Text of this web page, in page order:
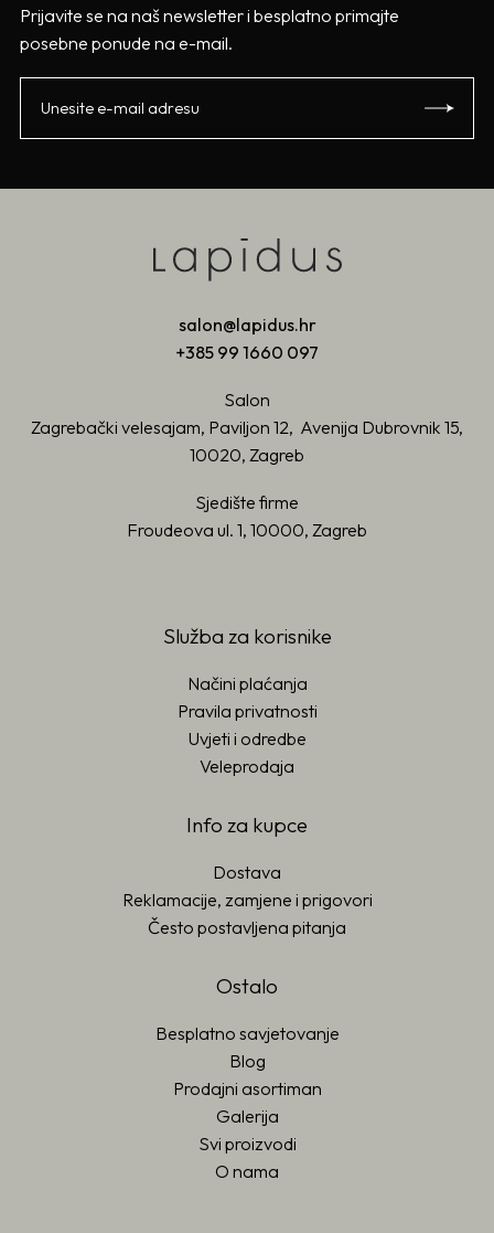
Prijavite se na naš newsletter i besplatno primajte
posebne ponude na e-mail.
salon@lapidus.hr
+385 99 1660 097
Salon
Zagrebački velesajam, Paviljon 12, Avenija Dubrovnik 15,
10020, Zagreb
Sjedište firme
Froudeova ul. 1, 10000, Zagreb
Služba za korisnike
Načini plaćanja
Pravila privatnosti
Uvjeti i odredbe
Veleprodaja
Info za kupce
Dostava
Reklamacije, zamjene i prigovori
Često postavljena pitanja
Ostalo
Besplatno savjetovanje
Blog
Prodajni asortiman
Galerija
Svi proizvodi
O nama